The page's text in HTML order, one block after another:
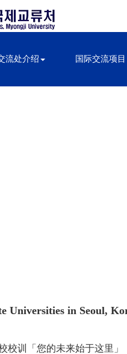
流处介绍 国际交流项目
Universities in Seoul,
校训「您的未来始于这里